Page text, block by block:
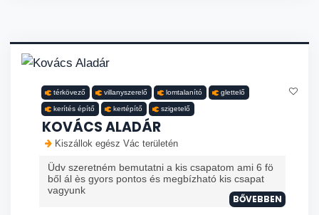
térkövező villanyszerelő lomtalanító glettelő
kerítés építő kertépítő szigetelő
KOVÁCS ALADÁR
Kiszállok egész Vác területén
Üdv szeretném bemutatni a kis csapatom ami 6 fö
ből ál ès gyors pontos és megbízható kis csapat
vagyunk
BŐVEBBEN